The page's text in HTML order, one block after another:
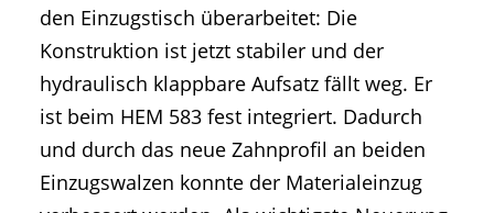
den Einzugstisch überarbeitet: Die
Konstruktion ist jetzt stabiler und der
hydraulisch klappbare Aufsatz fällt weg. Er
ist beim HEM 583 fest integriert. Dadurch
und durch das neue Zahnprofil an beiden
Einzugswalzen konnte der Materialeinzug